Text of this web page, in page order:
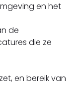
en het
de
die ze
en bereik van